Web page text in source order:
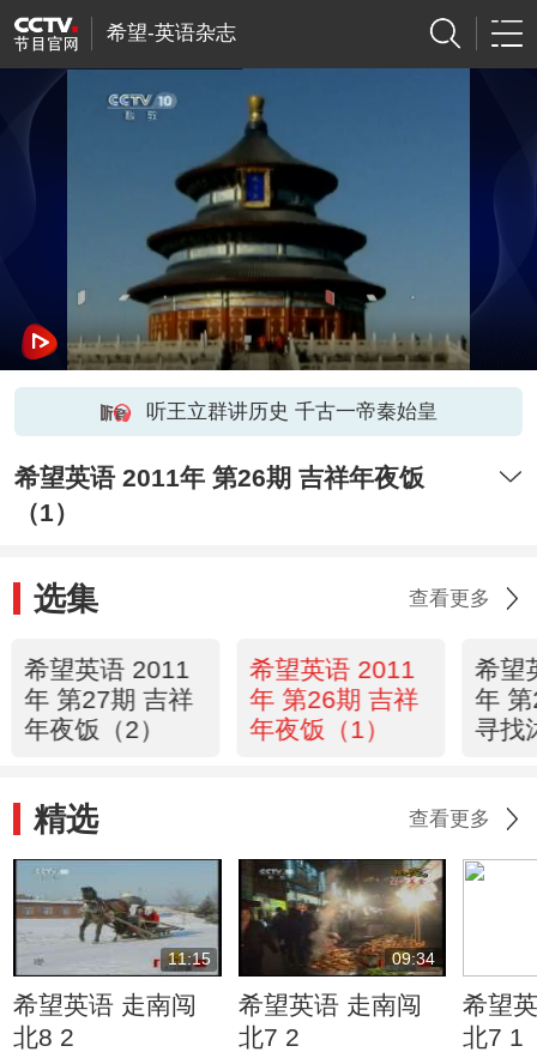
希望-英语杂志
听王立群讲历史 千古一帝秦始皇
希望英语 2011年 第26期 吉祥年夜饭
（1）
选集 查看更多
希望英语 2011
年 第27期 吉祥
年夜饭（2）
希望英语 2011
年 第26期 吉祥
年夜饭（1）
希望
年
寻找
精选 查看更多
11:15
希望英语 走南闯
北8 2
09:34
希望英语 走南闯
北7 2
希望
北7 1